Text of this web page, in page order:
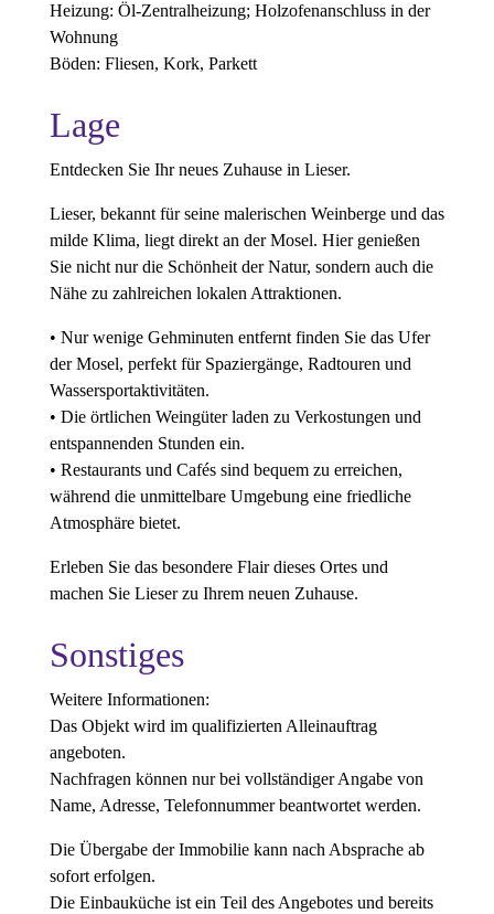
Heizung: Öl-Zentralheizung; Holzofenanschluss in der
Wohnung
Böden: Fliesen, Kork, Parkett
Lage
Entdecken Sie Ihr neues Zuhause in Lieser.
Lieser, bekannt für seine malerischen Weinberge und das
milde Klima, liegt direkt an der Mosel. Hier genießen
Sie nicht nur die Schönheit der Natur, sondern auch die
Nähe zu zahlreichen lokalen Attraktionen.
• Nur wenige Gehminuten entfernt finden Sie das Ufer
der Mosel, perfekt für Spaziergänge, Radtouren und
Wassersportaktivitäten.
• Die örtlichen Weingüter laden zu Verkostungen und
entspannenden Stunden ein.
• Restaurants und Cafés sind bequem zu erreichen,
während die unmittelbare Umgebung eine friedliche
Atmosphäre bietet.
Erleben Sie das besondere Flair dieses Ortes und
machen Sie Lieser zu Ihrem neuen Zuhause.
Sonstiges
Weitere Informationen:
Das Objekt wird im qualifizierten Alleinauftrag
angeboten.
Nachfragen können nur bei vollständiger Angabe von
Name, Adresse, Telefonnummer beantwortet werden.
Die Übergabe der Immobilie kann nach Absprache ab
sofort erfolgen.
Die Einbauküche ist ein Teil des Angebotes und bereits